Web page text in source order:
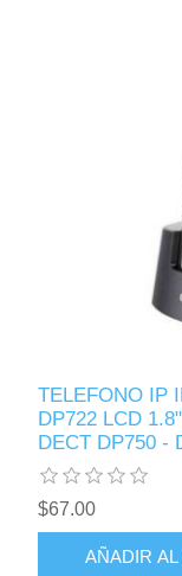
TELEFONO IP
DP722 LCD
DECT DP750 -
$67.00
AÑADIR